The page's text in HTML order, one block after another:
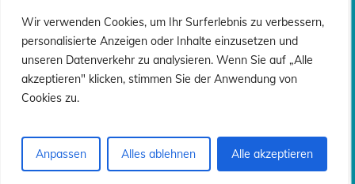
Wir verwenden Cookies, um Ihr Surferlebnis zu verbessern,
personalisierte Anzeigen oder Inhalte einzusetzen und
unseren Datenverkehr zu analysieren. Wenn Sie auf „Alle
akzeptieren" klicken, stimmen Sie der Anwendung von
Cookies zu.
Anpassen Alles ablehnen Alle akzeptieren